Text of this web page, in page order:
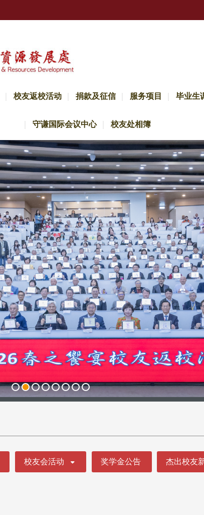
校友返校活动 捐款及征信 服务项目 毕业生
守谦国际会议中心 校友处相簿
校友会活动 奖学金公告 杰出校友